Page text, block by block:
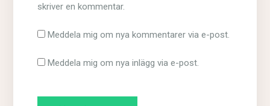
skriver en kommentar.
Meddela mig om nya kommentarer via e-post.
Meddela mig om nya inlägg via e-post.